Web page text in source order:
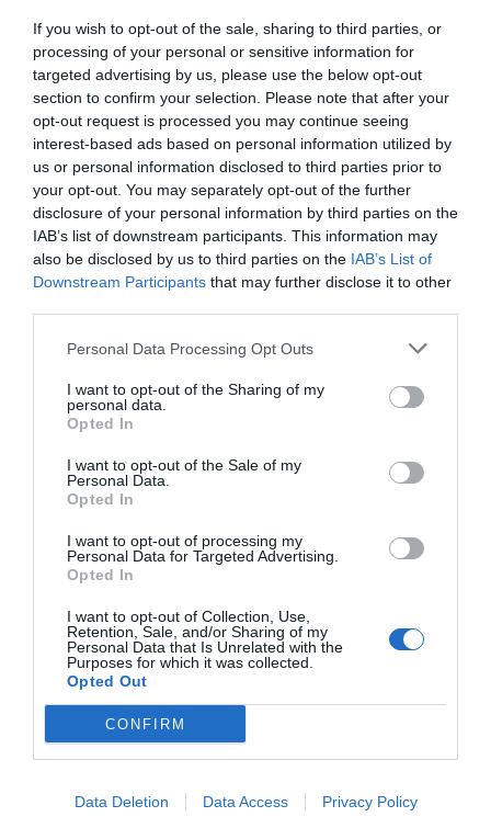
If you wish to opt-out of the sale, sharing to third parties, or
processing of your personal or sensitive information for
targeted advertising by us, please use the below opt-out
section to confirm your selection. Please note that after your
opt-out request is processed you may continue seeing
interest-based ads based on personal information utilized by
us or personal information disclosed to third parties prior to
your opt-out. You may separately opt-out of the further
disclosure of your personal information by third parties on the
IAB’s list of downstream participants. This information may
also be disclosed by us to third parties on the IAB’s List of
Downstream Participants that may further disclose it to other
Personal Data Processing Opt Outs
I want to opt-out of the Sharing of my
personal data.
Opted In
I want to opt-out of the Sale of my
Personal Data.
Opted In
I want to opt-out of processing my
Personal Data for Targeted Advertising.
Opted In
I want to opt-out of Collection, Use,
Retention, Sale, and/or Sharing of my
Personal Data that Is Unrelated with the
Purposes for which it was collected.
Opted Out
CONFIRM
Data Deletion Data Access Privacy Policy